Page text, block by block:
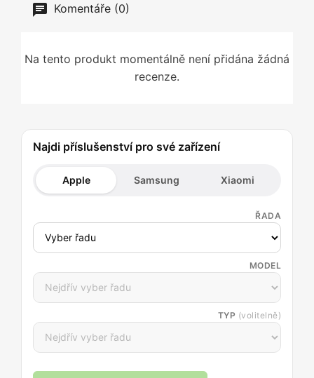
Komentáře (0)
Na tento produkt momentálně není přidána žádná
recenze.
Najdi příslušenství pro své zařízení
Apple Samsung Xiaomi
ŘADA
MODEL
TYP (volitelně)